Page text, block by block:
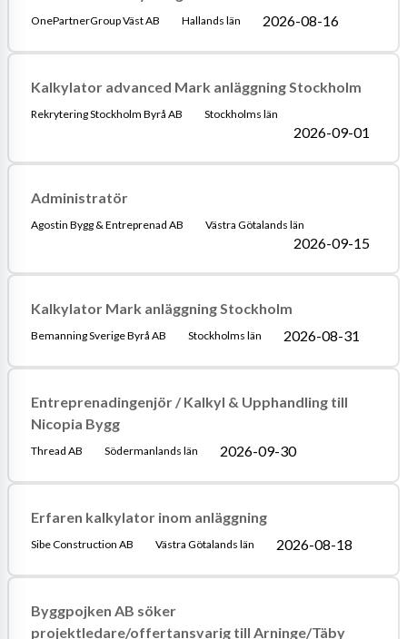
OnePartnerGroup Väst AB Hallands län 2026-08-16
Kalkylator advanced Mark anläggning Stockholm
Rekrytering Stockholm Byrå AB Stockholms län
2026-09-01
Administratör
Agostin Bygg & Entreprenad AB Västra Götalands län
2026-09-15
Kalkylator Mark anläggning Stockholm
Bemanning Sverige Byrå AB Stockholms län 2026-08-31
Entreprenadingenjör / Kalkyl & Upphandling till
Nicopia Bygg
Thread AB Södermanlands län 2026-09-30
Erfaren kalkylator inom anläggning
Sibe Construction AB Västra Götalands län 2026-08-18
Byggpojken AB söker
projektledare/offertansvarig till Arninge/Täby